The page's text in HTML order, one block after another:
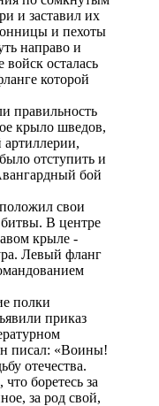
и заставил их
и пехоты
направо и
войск осталась
которой
правильность
крыло шведов,
артиллерии,
отступить и
бой
свои
В центре
крыле -
Левый фланг
полки
приказ
писал: «Воины!
отечества.
боретесь за
за род свой,